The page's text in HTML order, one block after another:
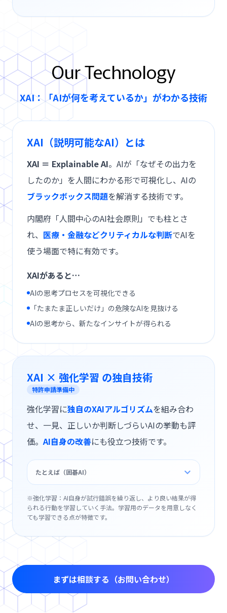
Our Technology
XAI：「AIが何を考えているか」がわかる技術
XAI（説明可能なAI）とは
XAI ＝ Explainable AI。 AIが「なぜその出力を
したのか」を人間にわかる形で可視化し、 AIの
ブラックボックス問題を解消する技術です。
内閣府「人間中心のAI社会原則」でも柱とさ
れ、 医療・金融などクリティカルな判断でAIを
使う場面で特に有効です。
XAIがあると…
AIの思考プロセスを可視化できる
「たまたま正しいだけ」の危険なAIを見抜ける
AIの思考から、新たなインサイトが得られる
XAI × 強化学習 の独自技術
特許申請準備中
強化学習に独自のXAIアルゴリズムを組み合わ
せ、 一見、正しいか判断しづらいAIの挙動も評
価。AI自身の改善にも役立つ技術です。
たとえば（囲碁AI）
※強化学習：AI自身が試行錯誤を繰り返し、より良い結果が得
られる行動を学習していく手法。学習用のデータを用意しなく
ても学習できる点が特徴です。
まずは相談する（お問い合わせ）